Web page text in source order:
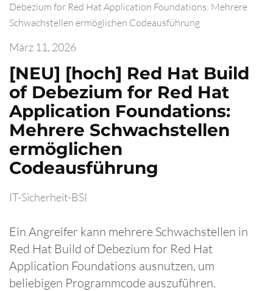
Debezium for Red Hat Application Foundations: Mehrere
Schwachstellen ermöglichen Codeausführung
März 11, 2026
[NEU] [hoch] Red Hat Build
of Debezium for Red Hat
Application Foundations:
Mehrere Schwachstellen
ermöglichen
Codeausführung
IT-Sicherheit-BSI
Ein Angreifer kann mehrere Schwachstellen in
Red Hat Build of Debezium for Red Hat
Application Foundations ausnutzen, um
beliebigen Programmcode auszuführen.